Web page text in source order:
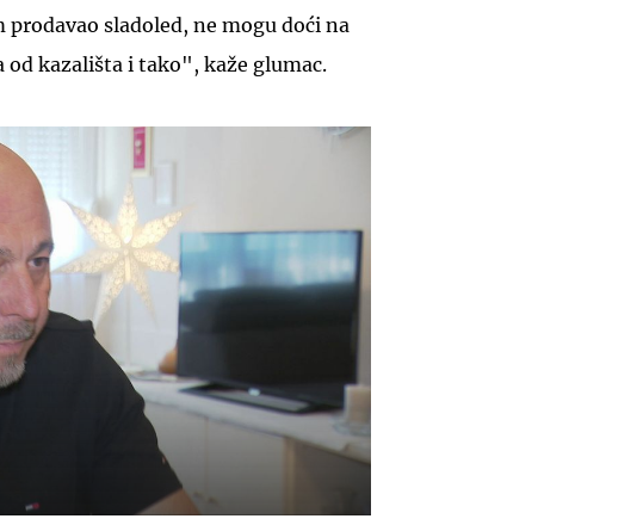
sladoled, ne mogu doći na
kazališta i tako", kaže glumac.